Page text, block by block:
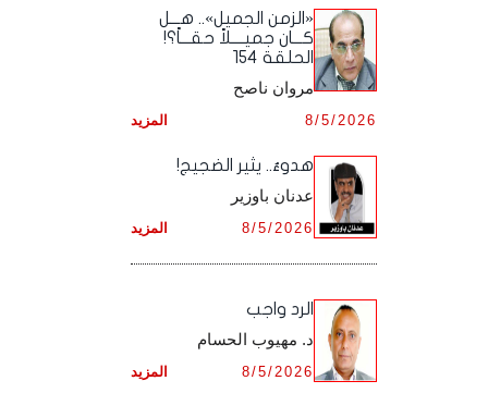
أرشيف شهر نـوفـمـبـر ,
أرشيف شهر ديـسـمـبـر ,
أرشيف شهر أكـتـوبـر ,
أرشيف شهر نـوفـمـبـر ,
أرشيف شهر ديـسـمـبـر ,
أرشيف شهر سـبـتـمـبـر ,
أرشيف شهر أكـتـوبـر ,
أرشيف شهر نـوفـمـبـر ,
أرشيف شهر ديـسـمـبـر ,
«الزمن الجميل».. هـــل
كـــان جميــــلاً حقـــاً؟!
الحلقة 154
مروان ناصح
المزيد 8/5/2026
هدوءٌ.. يثير الضجيج!
عدنان باوزير
المزيد 8/5/2026
الرد واجب
د. مهيوب الحسام
المزيد 8/5/2026